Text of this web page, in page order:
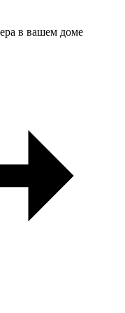
в вашем доме